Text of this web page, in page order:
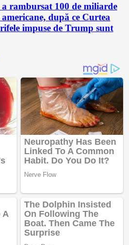
rambursat 100 de miliarde
după ce Curtea
impuse de Trump sunt